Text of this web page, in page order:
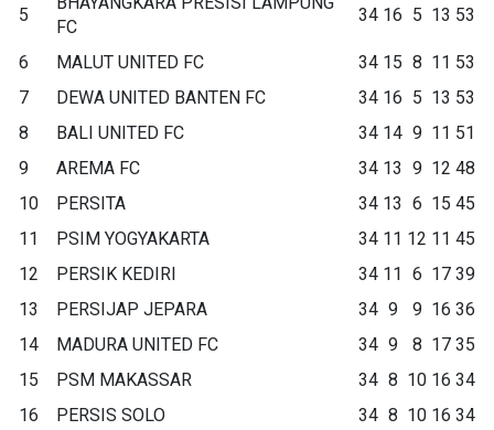
5
FC
34 16 5 13 53
6 MALUT UNITED FC 34 15 8 11 53
7
DEWA UNITED BANTEN FC 34 16 5 13 53
8
BALI UNITED FC 34 14 9 11 51
9
AREMA FC 34 13 9 12 48
10
PERSITA 34 13 6 15 45
11
PSIM YOGYAKARTA 34 11 12 11 45
12
PERSIK KEDIRI 34 11 6 17 39
13
PERSIJAP JEPARA 34 9 9 16 36
14
MADURA UNITED FC 34 9 8 17 35
15
PSM MAKASSAR 34 8 10 16 34
16
PERSIS SOLO 34 8 10 16 34